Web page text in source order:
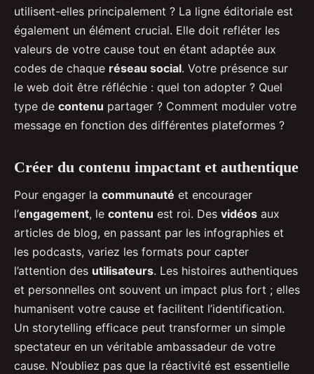
utilisent-elles principalement ? La ligne éditoriale est
également un élément crucial. Elle doit refléter les
valeurs de votre cause tout en étant adaptée aux
codes de chaque réseau social. Votre présence sur
le web doit être réfléchie : quel ton adopter ? Quel
type de contenu partager ? Comment moduler votre
message en fonction des différentes plateformes ?
Créer du contenu impactant et authentique
Pour engager la communauté et encourager
l’engagement, le contenu est roi. Des vidéos aux
articles de blog, en passant par les infographies et
les podcasts, variez les formats pour capter
l’attention des utilisateurs. Les histoires authentiques
et personnelles ont souvent un impact plus fort ; elles
humanisent votre cause et facilitent l’identification.
Un storytelling efficace peut transformer un simple
spectateur en un véritable ambassadeur de votre
cause. N’oubliez pas que la réactivité est essentielle